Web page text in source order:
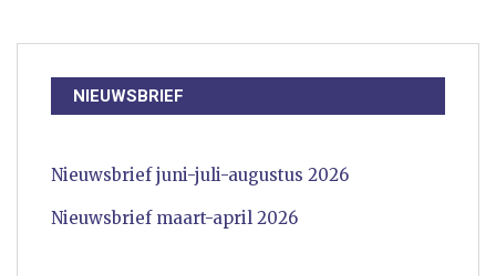
NIEUWSBRIEF
Nieuwsbrief juni-juli-augustus 2026
Nieuwsbrief maart-april 2026